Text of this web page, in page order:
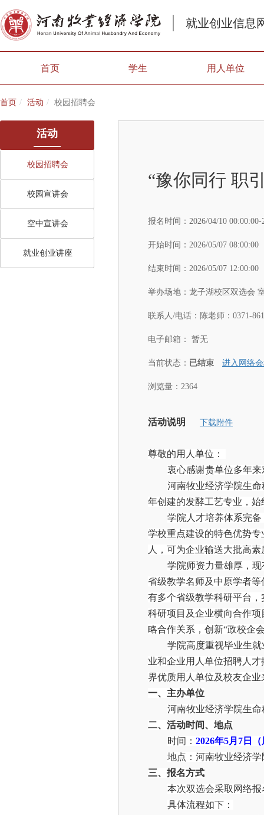
就业创业信息
首页 学生 用人单位
首页 活动 校园招聘会
活动
校园招聘会
校园宣讲会
空中宣讲会
就业创业讲座
“豫你同行 职
报名时间： 2026/04/10
开始时间： 2026/05/07 08:00:00
结束时间： 2026/05/07 12:00:00
举办场地： 龙子湖校区双选会
联系人/电话： 陈老师：0371-
电子邮箱： 暂无
当前状态： 已结束 进入网络
浏览量：2364
活动说明 下载附件
尊敬的用人单位：
衷心感谢贵单位多年
河南牧业经济学院生
年创建的发酵工艺专业，
学院人才培养体系完
学校重点建设的特色优势
人，可为企业输送大批高
学院师资力量雄厚，现
省级教学名师及中原学者
有多个省级教学科研平台，
科研项目及企业横向合作
略合作关系，创新“政校企
学院高度重视毕业生
业和企业用人单位招聘人
界优质用人单位及校友企
一、 主办单位
河南牧业经济学院生命
二、 活动时间、地点
时间 ： 2026年5月 7 日
地点 ： 河南牧业经济
三、 报名方式
本次双选会采取网络
具体流程如下：